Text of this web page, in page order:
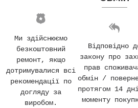
Ми здійснюємо
безкоштовний
ремонт, якщо
дотримувалися всі
рекомендації по
догляду за
виробом.
Відповідно
закону про
прав
обмін /
протягом 14
моменту